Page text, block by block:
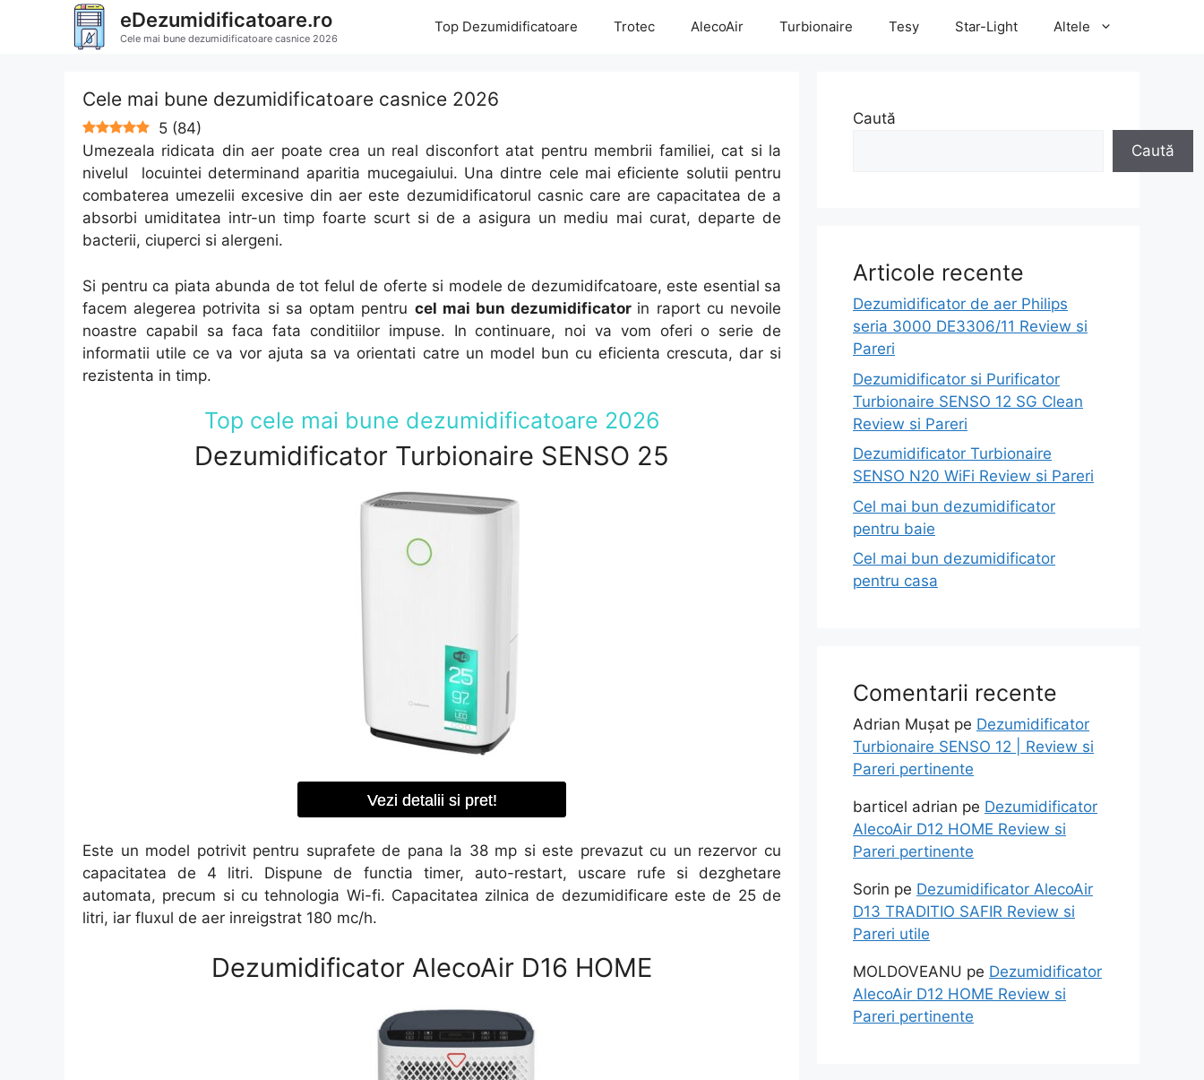
eDezumidificatoare.ro
Cele mai bune dezumidificatoare casnice 2026
Top Dezumidificatoare Trotec AlecoAir Turbionaire Tesy Star-Light Altele
Cele mai bune dezumidificatoare casnice 2026
5 (84)
Umezeala ridicata din aer poate crea un real disconfort atat pentru membrii familiei, cat si la
nivelul locuintei determinand aparitia mucegaiului. Una dintre cele mai eficiente solutii pentru
combaterea umezelii excesive din aer este dezumidificatorul casnic care are capacitatea de a
absorbi umiditatea intr-un timp foarte scurt si de a asigura un mediu mai curat, departe de
bacterii, ciuperci si alergeni.
Si pentru ca piata abunda de tot felul de oferte si modele de dezumidifcatoare, este esential sa
facem alegerea potrivita si sa optam pentru cel mai bun dezumidificator in raport cu nevoile
noastre capabil sa faca fata conditiilor impuse. In continuare, noi va vom oferi o serie de
informatii utile ce va vor ajuta sa va orientati catre un model bun cu eficienta crescuta, dar si
rezistenta in timp.
Top cele mai bune dezumidificatoare 2026
Dezumidificator Turbionaire SENSO 25
Vezi detalii si pret!
Este un model potrivit pentru suprafete de pana la 38 mp si este prevazut cu un rezervor cu
capacitatea de 4 litri. Dispune de functia timer, auto-restart, uscare rufe si dezghetare
automata, precum si cu tehnologia Wi-fi. Capacitatea zilnica de dezumidificare este de 25 de
litri, iar fluxul de aer inreigstrat 180 mc/h.
Dezumidificator AlecoAir D16 HOME
Caută
Caută
Articole recente
Dezumidificator de aer Philips
seria 3000 DE3306/11 Review si
Pareri
Dezumidificator si Purificator
Turbionaire SENSO 12 SG Clean
Review si Pareri
Dezumidificator Turbionaire
SENSO N20 WiFi Review si Pareri
Cel mai bun dezumidificator
pentru baie
Cel mai bun dezumidificator
pentru casa
Comentarii recente
Adrian Mușat pe Dezumidificator
Turbionaire SENSO 12 | Review si
Pareri pertinente
barticel adrian pe Dezumidificator
AlecoAir D12 HOME Review si
Pareri pertinente
Sorin pe Dezumidificator AlecoAir
D13 TRADITIO SAFIR Review si
Pareri utile
MOLDOVEANU pe Dezumidificator
AlecoAir D12 HOME Review si
Pareri pertinente